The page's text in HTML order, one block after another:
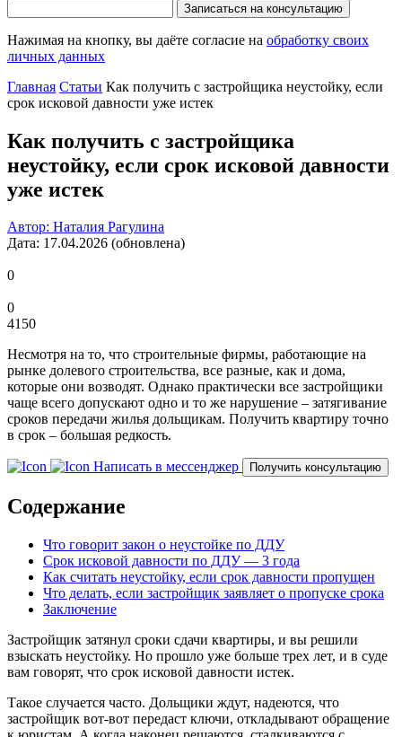
Записаться на консультацию
Нажимая на кнопку, вы даёте согласие на обработку своих
личных данных
Главная Статьи Как получить с застройщика неустойку, если
срок исковой давности уже истек
Как получить с застройщика
неустойку, если срок исковой давности
уже истек
Автор: Наталия Рагулина
Дата: 17.04.2026 (обновлена)
0
0
4150
Несмотря на то, что строительные фирмы, работающие на
рынке долевого строительства, все разные, как и дома,
которые они возводят. Однако практически все застройщики
чаще всего допускают одно и то же нарушение – затягивание
сроков передачи жилья дольщикам. Получить квартиру точно
в срок – большая редкость.
Написать в мессенджер Получить консультацию
Содержание
Что говорит закон о неустойке по ДДУ
Срок исковой давности по ДДУ — 3 года
Как считать неустойку, если срок давности пропущен
Что делать, если застройщик заявляет о пропуске срока
Заключение
Застройщик затянул сроки сдачи квартиры, и вы решили
взыскать неустойку. Но прошло уже больше трех лет, и в суде
вам говорят, что срок исковой давности истек.
Такое случается часто. Дольщики ждут, надеются, что
застройщик вот-вот передаст ключи, откладывают обращение